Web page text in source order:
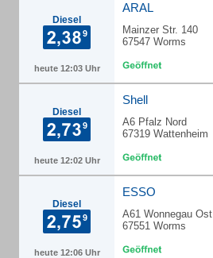
Diesel
heute 12:03 Uhr
ARAL
Mainzer Str. 140
67547 Worms
Diesel
heute 12:02 Uhr
Shell
A6 Pfalz Nord
67319 Wattenheim
Diesel
heute 12:06 Uhr
ESSO
A61 Wonnegau Ost
67551 Worms